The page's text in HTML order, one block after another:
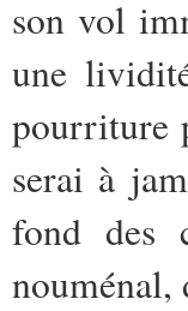
son vol
une
pourriture
serai à
fond des
nouménal,